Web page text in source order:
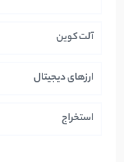
آلت کوین
ارزهای دیجیتال
استخراج